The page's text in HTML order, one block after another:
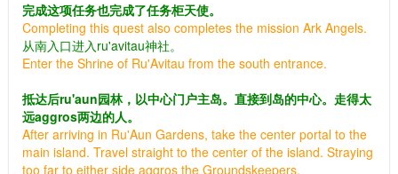
完成这项任务也完成了任务柜天使。
Completing this quest also completes the mission Ark Angels.
从南入口进入ru'avitau神社。
Enter the Shrine of Ru'Avitau from the south entrance.
抵达后ru'aun园林，以中心门户主岛。直接到岛的中心。走得太
远aggros两边的人。
After arriving in Ru'Aun Gardens, take the center portal to the
main island. Travel straight to the center of the island. Straying
too far to either side aggros the Groundskeepers.